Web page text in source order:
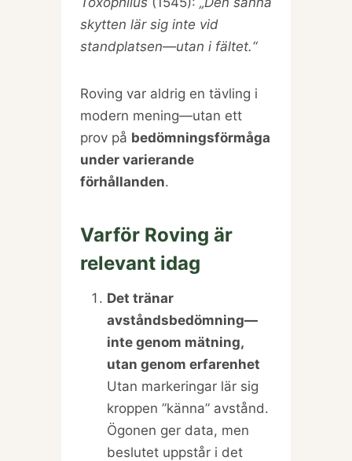
skytten lär sig inte vid
standplatsen—utan i fältet.“
Roving var aldrig en tävling i
modern mening—utan ett
prov på bedömningsförmåga
under varierande
förhållanden.
Varför Roving är
relevant idag
Det tränar
avståndsbedömning—
inte genom mätning,
utan genom erfarenhet
Utan markeringar lär sig
kroppen ”känna” avstånd.
Ögonen ger data, men
beslutet uppstår i det